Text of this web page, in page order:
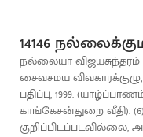
14146
நல்லையா விஜயசுந்தரம்
சைவசமய
பதிப்பு, 1999.
காங்கேசன்துறை வீதி).
குறிப்பிடப்படவில்லை,